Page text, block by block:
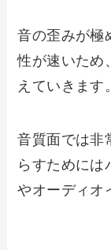
音の歪みが極
性が速いため
えていきます。
音質面では非
らすためには
やオーディオ